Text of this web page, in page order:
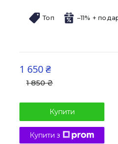
Топ –11%
1 850 ₴
1 650 ₴
Купити
Купити з